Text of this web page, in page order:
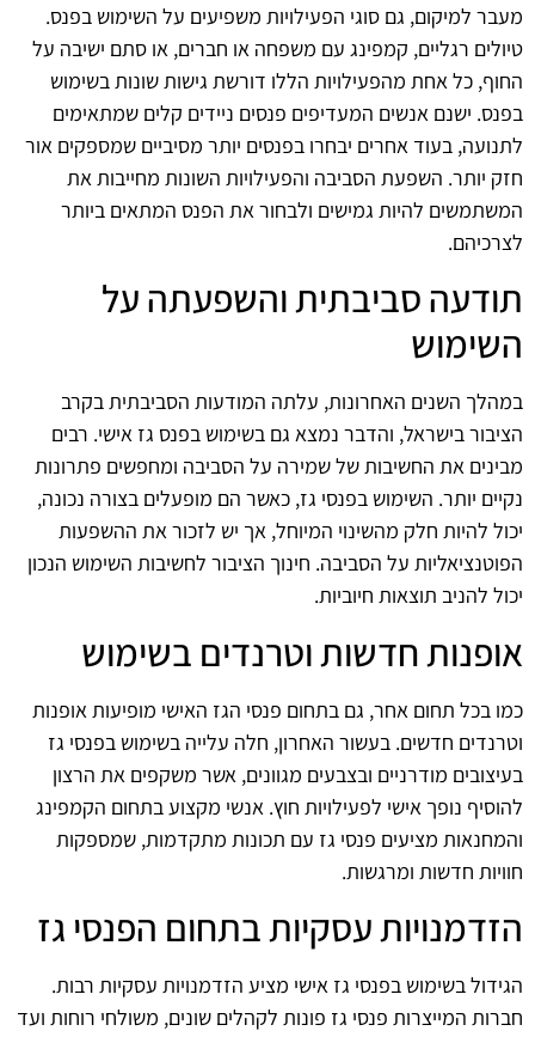
מעבר למיקום, גם סוגי הפעילויות משפיעים על השימוש בפנס.
טיולים רגליים, קמפינג עם משפחה או חברים, או סתם ישיבה על
החוף, כל אחת מהפעילויות הללו דורשת גישות שונות בשימוש
בפנס. ישנם אנשים המעדיפים פנסים ניידים קלים שמתאימים
לתנועה, בעוד אחרים יבחרו בפנסים יותר מסיביים שמספקים אור
חזק יותר. השפעת הסביבה והפעילויות השונות מחייבות את
המשתמשים להיות גמישים ולבחור את הפנס המתאים ביותר
לצרכיהם.
תודעה סביבתית והשפעתה על
השימוש
במהלך השנים האחרונות, עלתה המודעות הסביבתית בקרב
הציבור בישראל, והדבר נמצא גם בשימוש בפנס גז אישי. רבים
מבינים את החשיבות של שמירה על הסביבה ומחפשים פתרונות
נקיים יותר. השימוש בפנסי גז, כאשר הם מופעלים בצורה נכונה,
יכול להיות חלק מהשינוי המיוחל, אך יש לזכור את ההשפעות
הפוטנציאליות על הסביבה. חינוך הציבור לחשיבות השימוש הנכון
יכול להניב תוצאות חיוביות.
אופנות חדשות וטרנדים בשימוש
כמו בכל תחום אחר, גם בתחום פנסי הגז האישי מופיעות אופנות
וטרנדים חדשים. בעשור האחרון, חלה עלייה בשימוש בפנסי גז
בעיצובים מודרניים ובצבעים מגוונים, אשר משקפים את הרצון
להוסיף נופך אישי לפעילויות חוץ. אנשי מקצוע בתחום הקמפינג
והמחנאות מציעים פנסי גז עם תכונות מתקדמות, שמספקות
חוויות חדשות ומרגשות.
הזדמנויות עסקיות בתחום הפנסי גז
הגידול בשימוש בפנסי גז אישי מציע הזדמנויות עסקיות רבות.
חברות המייצרות פנסי גז פונות לקהלים שונים, משולחי רוחות ועד